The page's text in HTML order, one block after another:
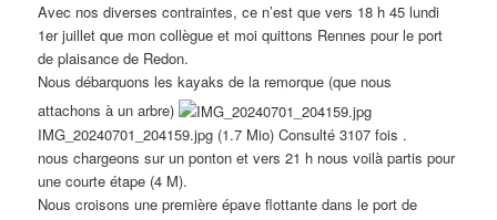
Avec nos diverses contraintes, ce n’est que vers 18 h 45 lundi
1er juillet que mon collègue et moi quittons Rennes pour le port
de plaisance de Redon.
Nous débarquons les kayaks de la remorque (que nous
attachons à un arbre)
IMG_20240701_204159.jpg (1.7 Mio) Consulté 3107 fois .
nous chargeons sur un ponton et vers 21 h nous voilà partis pour
une courte étape (4 M).
Nous croisons une première épave flottante dans le port de